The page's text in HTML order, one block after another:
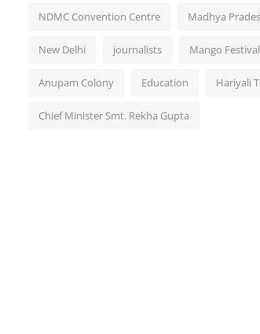
NDMC Convention Centre Madhya
New Delhi journalists Mango Festival
Anupam Colony Education Hariyali
Chief Minister Smt. Rekha Gupta